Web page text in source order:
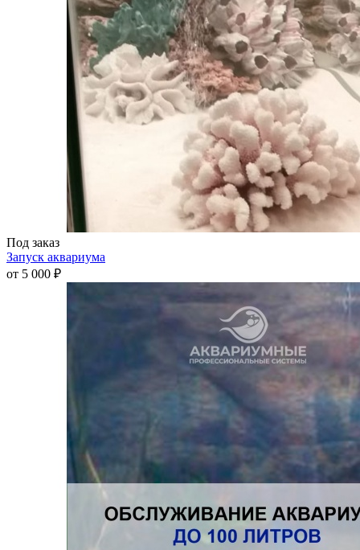
Под заказ
Запуск аквариума
от 5 000 ₽